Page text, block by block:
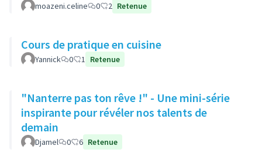
moazeni.celine 0 2 Retenue
Cours de pratique en cuisine
Yannick 0 1 Retenue
"Nanterre pas ton rêve !" - Une mini-série
inspirante pour révéler nos talents de
demain
Djamel 0 6 Retenue